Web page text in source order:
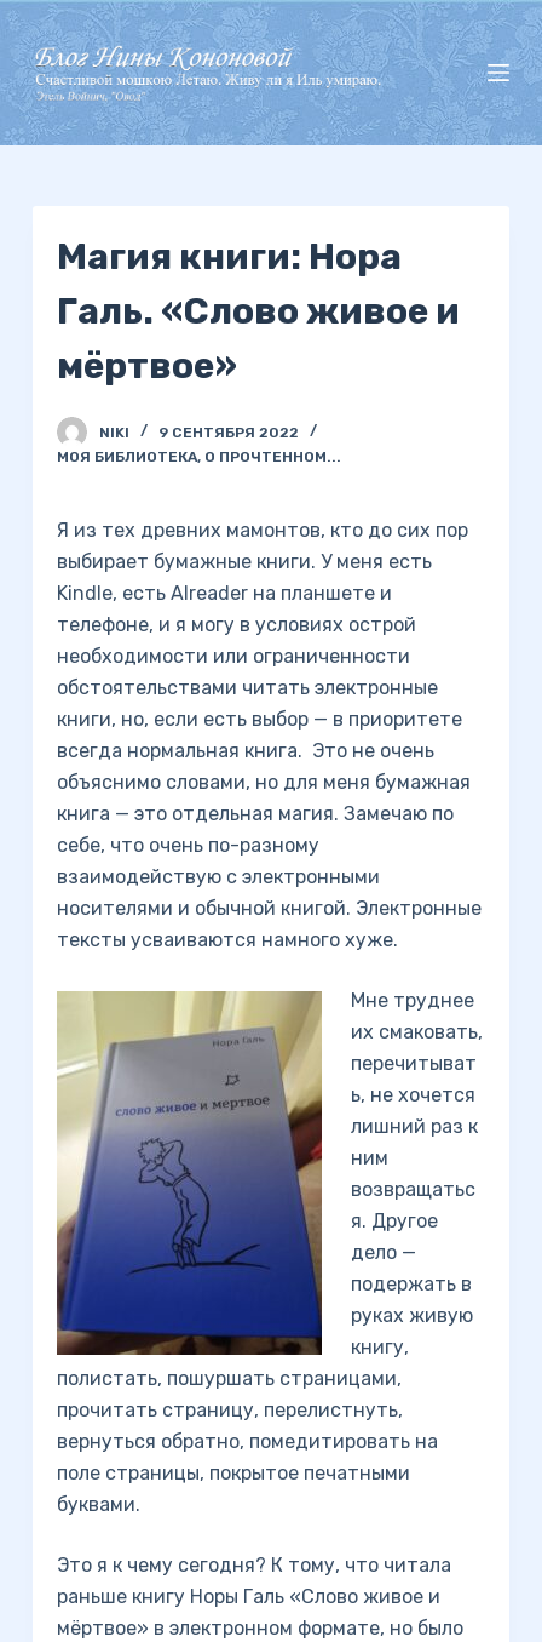
П
е
р
е
й
Магия книги: Нора
Галь. «Слово живое и
мёртвое»
NIKI
9 СЕНТЯБРЯ 2022
МОЯ БИБЛИОТЕКА, О ПРОЧТЕННОМ...
Я из тех древних мамонтов, кто до сих пор
выбирает бумажные книги. У меня есть
Kindle, есть Alreader на планшете и
телефоне, и я могу в условиях острой
необходимости или ограниченности
обстоятельствами читать электронные
книги, но, если есть выбор — в приоритете
всегда нормальная книга. Это не очень
объяснимо словами, но для меня бумажная
книга — это отдельная магия. Замечаю по
себе, что очень по-разному
взаимодействую с электронными
носителями и обычной книгой. Электронные
тексты усваиваются намного хуже.
Мне труднее
их смаковать,
перечитыват
ь, не хочется
лишний раз к
ним
возвращатьс
я. Другое
дело —
подержать в
руках живую
книгу,
полистать, пошуршать страницами,
прочитать страницу, перелистнуть,
вернуться обратно, помедитировать на
поле страницы, покрытое печатными
буквами.
Это я к чему сегодня? К тому, что читала
раньше книгу Норы Галь «Слово живое и
мёртвое» в электронном формате, но было